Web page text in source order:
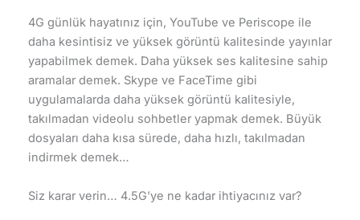
4G günlük hayatınız için, YouTube ve Periscope ile
daha kesintisiz ve yüksek görüntü kalitesinde yayınlar
yapabilmek demek. Daha yüksek ses kalitesine sahip
aramalar demek. Skype ve FaceTime gibi
uygulamalarda daha yüksek görüntü kalitesiyle,
takılmadan videolu sohbetler yapmak demek. Büyük
dosyaları daha kısa sürede, daha hızlı, takılmadan
indirmek demek…
Siz karar verin… 4.5G’ye ne kadar ihtiyacınız var?